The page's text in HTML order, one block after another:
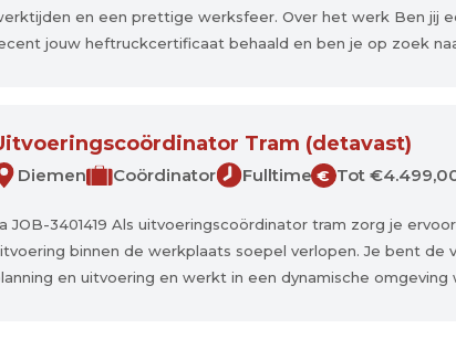
en een prettige werksfeer. Over het werk Ben jij
jouw heftruckcertificaat behaald en ben je op zoek
Tram (detavast)
Diemen Coördinator Fulltime € Tot
JOB-3401419 Als uitvoeringscoördinator tram zorg je
binnen de werkplaats soepel verlopen. Je bent de
en uitvoering en werkt in een dynamische